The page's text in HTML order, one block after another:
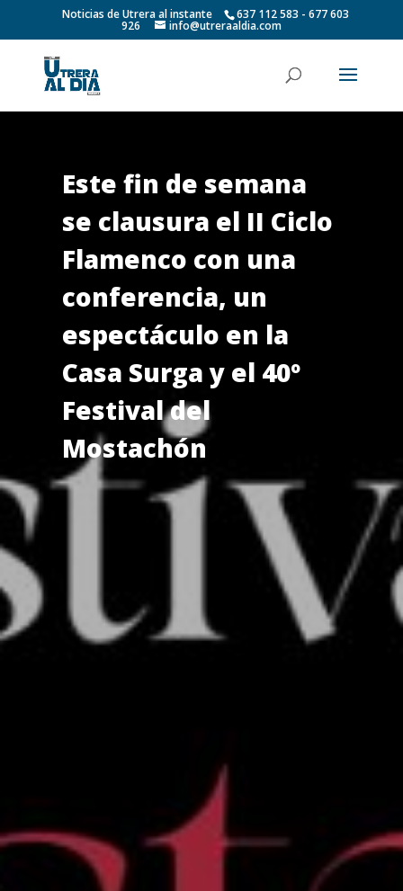
Noticias de Utrera al instante 637 112 583 - 677 603
926 info@utreraaldia.com
Este fin de semana
se clausura el II Ciclo
Flamenco con una
conferencia, un
espectáculo en la
Casa Surga y el 40º
Festival del
Mostachón